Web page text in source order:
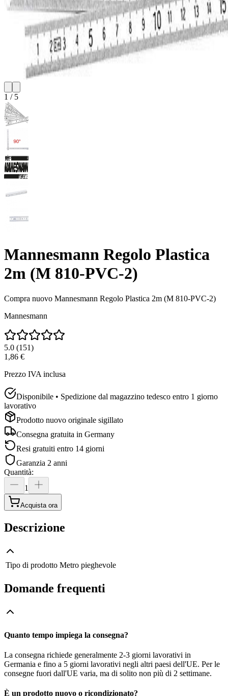
1 / 5
Mannesmann Regolo Plastica
2m (M 810-PVC-2)
Compra nuovo Mannesmann Regolo Plastica 2m (M 810-PVC-2)
Mannesmann
5.0 (151)
1,86 €
Prezzo IVA inclusa
Disponibile • Spedizione dal magazzino tedesco entro 1 giorno
lavorativo
Prodotto nuovo originale sigillato
Consegna gratuita in Germany
Resi gratuiti entro 14 giorni
Garanzia 2 anni
Quantità:
1
Acquista ora
Descrizione
Tipo di prodotto Metro pieghevole
Domande frequenti
Quanto tempo impiega la consegna?
La consegna richiede generalmente 2-3 giorni lavorativi in
Germania e fino a 5 giorni lavorativi negli altri paesi dell'UE. Per le
consegne fuori dall'UE varia, ma di solito non più di 2 settimane.
È un prodotto nuovo o ricondizionato?